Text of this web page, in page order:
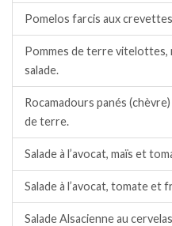
Pomelos farcis aux
Pommes de terre vitelottes,
salade.
Rocamadours panés
de terre.
Salade à l’avocat, maïs et
Salade à l’avocat, tomate et
Salade Alsacienne au